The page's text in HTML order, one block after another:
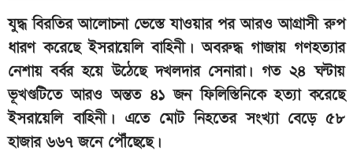
যুদ্ধ বিরতির আলোচনা ভেস্তে যাওয়ার পর আরও আগ্রাসী রুপ
ধারণ করেছে ইসরায়েলি বাহিনী। অবরুদ্ধ গাজায় গণহত্যার
নেশায় বর্বর হয়ে উঠেছে দখলদার সেনারা। গত ২৪ ঘন্টায়
ভূখণ্ডটিতে আরও অন্তত ৪১ জন ফিলিস্তিনিকে হত্যা করেছে
ইসরায়েলি বাহিনী। এতে মোট নিহতের সংখ্যা বেড়ে ৫৮
হাজার ৬৬৭ জনে পৌঁছেছে।